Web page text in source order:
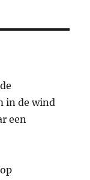
in de wind
een